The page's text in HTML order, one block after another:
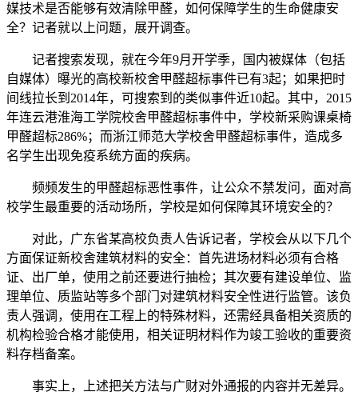
媒技术是否能够有效清除甲醛，如何保障学生的生命健康安
全？记者就以上问题，展开调查。
记者搜索发现，就在今年9月开学季，国内被媒体（包括
自媒体）曝光的高校新校舍甲醛超标事件已有3起；如果把时
间线拉长到2014年，可搜索到的类似事件近10起。其中，2015
年连云港淮海工学院校舍甲醛超标事件中，学校新采购课桌椅
甲醛超标286%；而浙江师范大学校舍甲醛超标事件，造成多
名学生出现免疫系统方面的疾病。
频频发生的甲醛超标恶性事件，让公众不禁发问，面对高
校学生最重要的活动场所，学校是如何保障其环境安全的？
对此，广东省某高校负责人告诉记者，学校会从以下几个
方面保证新校舍建筑材料的安全：首先进场材料必须有合格
证、出厂单，使用之前还要进行抽检；其次要有建设单位、监
理单位、质监站等多个部门对建筑材料安全性进行监管。该负
责人强调，使用在工程上的特殊材料，还需经具备相关资质的
机构检验合格才能使用，相关证明材料作为竣工验收的重要资
料存档备案。
事实上，上述把关方法与广财对外通报的内容并无差异。